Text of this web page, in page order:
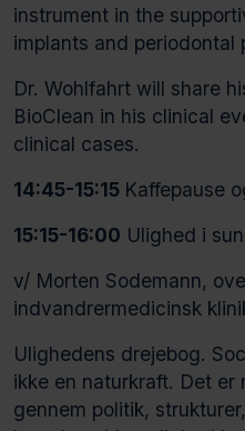
instrument in the
implants and periodontal
Dr. Wohlfahrt will share
BioClean in his clinical
clinical cases.
14:45-15:15 Kaffepause
15:15-16:00 Ulighed i
v/ Morten Sodemann,
indvandrermedicinsk
Ulighedens drejebog.
ikke en naturkraft. Det
gennem politik,